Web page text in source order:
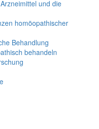
und die
homöopathischer
Behandlung
behandeln